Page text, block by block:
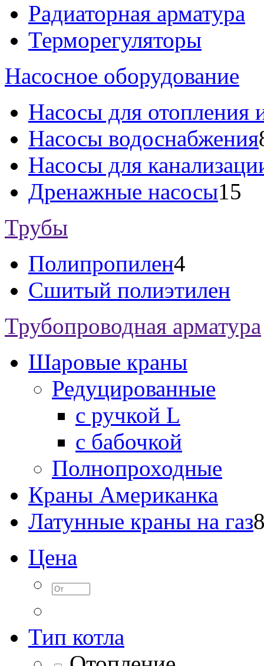
Радиаторная арматура
Терморегуляторы
Насосное оборудование
Насосы для отопления
Насосы водоснабжения
Насосы для
Дренажные насосы15
Трубы
Полипропилен4
Сшитый полиэтилен
Трубопроводная арматура
Шаровые краны
Редуцированные
c ручкой L
с бабочкой
Полнопроходные
Краны Американка
Латунные краны на газ
Цена
Тип котла